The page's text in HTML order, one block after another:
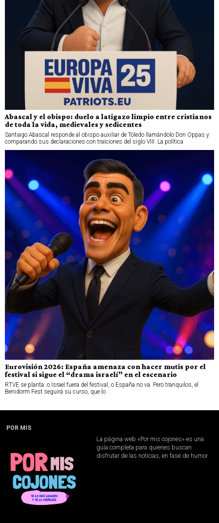
Abascal y el obispo: duelo a latigazo limpio entre cristianos
de toda la vida, medievales y sedicentes
Santiago Abascal responde al obispo auxiliar de Toledo llamándolo Don Oppas y
comparando sus declaraciones con traiciones del siglo VIII. La política
Eurovisión 2026: España amenaza con hacer mutis por el
festival si sigue el “drama israelí” en el escenario
RTVE se planta: o Israel fuera del festival, o España no va. Pero tranquilos, el
Benidorm Fest seguirá su curso, que lo
POR MIS
La página web «Por mis cojones» es una
guía completa para quienes buscan
disfrutar de las noticias, en fase de humor.